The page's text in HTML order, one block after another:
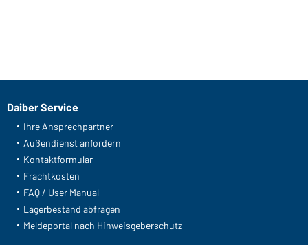
Daiber Service
Ihre Ansprechpartner
Außendienst anfordern
Kontaktformular
Frachtkosten
FAQ / User Manual
Lagerbestand abfragen
Meldeportal nach Hinweisgeberschutz